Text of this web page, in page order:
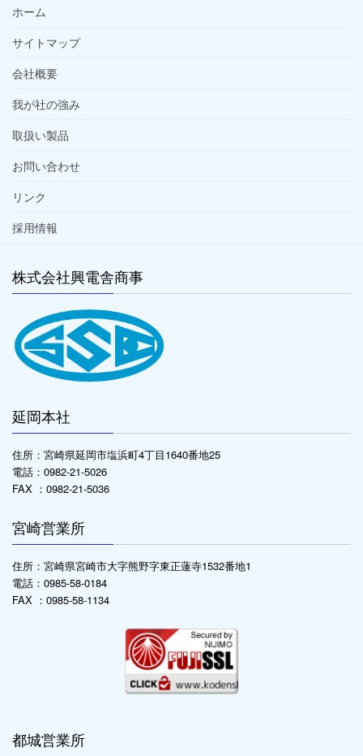
ホーム
サイトマップ
会社概要
我が社の強み
取扱い製品
お問い合わせ
リンク
採用情報
株式会社興電舎商事
延岡本社
住所：宮崎県延岡市塩浜町4丁目1640番地25
電話：0982-21-5026
FAX ：0982-21-5036
宮崎営業所
住所：宮崎県宮崎市大字熊野字東正蓮寺1532番地1
電話：0985-58-0184
FAX ：0985-58-1134
都城営業所